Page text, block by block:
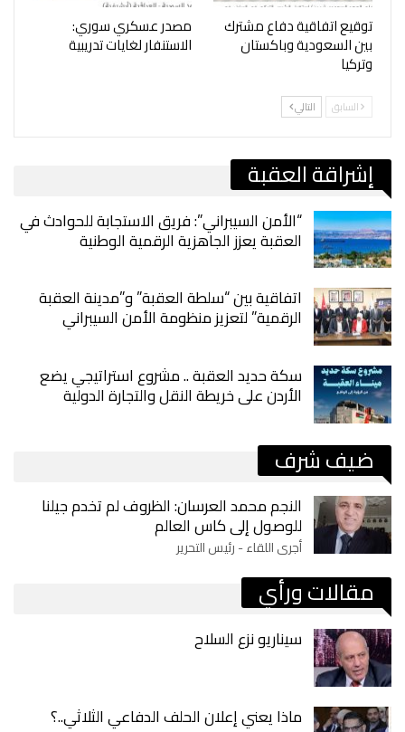
توقيع اتفاقية دفاع مشترك
بين السعودية وباكستان
وتركيا
مصدر عسكري سوري:
الاستنفار لغايات تدريبية
السابق التالي
إشراقة العقبة
“الأمن السيبراني”: فريق الاستجابة للحوادث في
العقبة يعزز الجاهزية الرقمية الوطنية
اتفاقية بين “سلطة العقبة” و”مدينة العقبة
الرقمية” لتعزيز منظومة الأمن السيبراني
سكة حديد العقبة .. مشروع استراتيجي يضع
الأردن على خريطة النقل والتجارة الدولية
ضيف شرف
النجم محمد العرسان: الظروف لم تخدم جيلنا
للوصول إلى كاس العالم
أجرى اللقاء - رئيس التحرير
مقالات ورأي
سيناريو نزع السلاح
ماذا يعني إعلان الحلف الدفاعي الثلاثي..؟